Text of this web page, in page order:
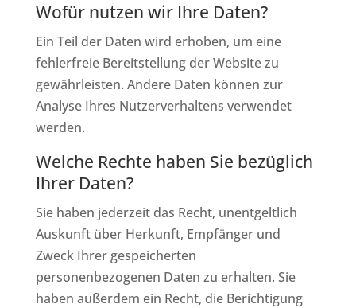
Wofür nutzen wir Ihre Daten?
Ein Teil der Daten wird erhoben, um eine
fehlerfreie Bereitstellung der Website zu
gewährleisten. Andere Daten können zur
Analyse Ihres Nutzerverhaltens verwendet
werden.
Welche Rechte haben Sie bezüglich
Ihrer Daten?
Sie haben jederzeit das Recht, unentgeltlich
Auskunft über Herkunft, Empfänger und
Zweck Ihrer gespeicherten
personenbezogenen Daten zu erhalten. Sie
haben außerdem ein Recht, die Berichtigung